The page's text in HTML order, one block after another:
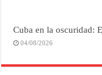
Cuba en la oscuridad:
04/08/2026